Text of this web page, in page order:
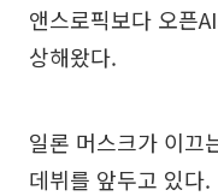
앤스로픽보다 오픈
상해왔다.
일론 머스크가 이끄
데뷔를 앞두고 있다